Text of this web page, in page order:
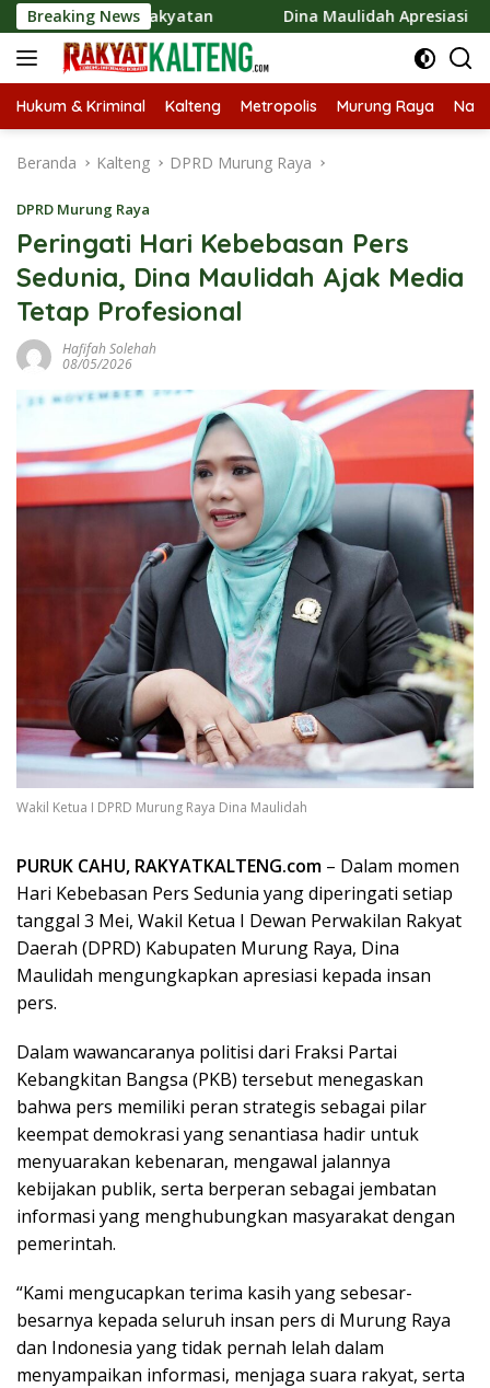
Langsung
ke
konten
Breaking News
Kerakyatan Dina Maulidah Apresiasi Festival
Hukum & Kriminal Kalteng Metropolis Murung Raya
Beranda Kalteng DPRD Murung Raya
DPRD Murung Raya
Peringati Hari Kebebasan Pers
Sedunia, Dina Maulidah Ajak Media
Tetap Profesional
Hafifah Solehah
08/05/2026
Wakil Ketua I DPRD Murung Raya Dina Maulidah
PURUK CAHU, RAKYATKALTENG.com – Dalam momen
Hari Kebebasan Pers Sedunia yang diperingati setiap
tanggal 3 Mei, Wakil Ketua I Dewan Perwakilan Rakyat
Daerah (DPRD) Kabupaten Murung Raya, Dina
Maulidah mengungkapkan apresiasi kepada insan
pers.
Dalam wawancaranya politisi dari Fraksi Partai
Kebangkitan Bangsa (PKB) tersebut menegaskan
bahwa pers memiliki peran strategis sebagai pilar
keempat demokrasi yang senantiasa hadir untuk
menyuarakan kebenaran, mengawal jalannya
kebijakan publik, serta berperan sebagai jembatan
informasi yang menghubungkan masyarakat dengan
pemerintah.
“Kami mengucapkan terima kasih yang sebesar-
besarnya kepada seluruh insan pers di Murung Raya
dan Indonesia yang tidak pernah lelah dalam
menyampaikan informasi, menjaga suara rakyat, serta